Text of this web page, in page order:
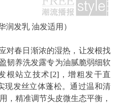
润发乳 油发适用）
对春日渐浓的湿热，让发根找
韧养洗发露专为油腻脆弱细软
根站立技术[2]，增粗发干直
现发丝立体蓬松。通过温和清
，精准调节头皮微生态平衡，